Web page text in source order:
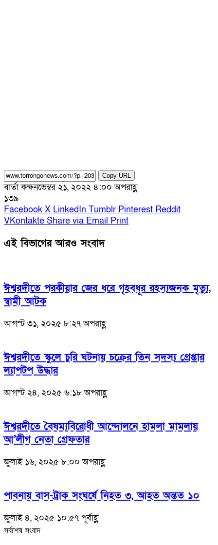
Copy URL
বার্তা কক্ষনভেম্বর ২১, ২০২২ ৪:০০ অপরাহ্ণ
১৩৯
Facebook X LinkedIn Tumblr Pinterest Reddit
VKontakte Share via Email Print
এই বিভাগের আরও সংবাদ
ঈশ্বরদীতে পরকীয়ার জের ধরে গৃহবধূর রহস্যজনক মৃত্যু,
স্বামী আটক
আগস্ট ৩১, ২০২৫ ৮:২৭ অপরাহ্ণ
ঈশ্বরদীতে স্কুলে চুরি ঘটনায় চক্রের তিন সদস্য গ্রেপ্তার
ল্যাপটপ উদ্ধার
আগস্ট ২৪, ২০২৫ ৬:১৮ অপরাহ্ণ
ঈশ্বরদীতে বৈষম্যবিরোধী আন্দোলনে হামলা মামলায়
আ’লীগ নেতা গ্রেফতার
জুলাই ১৬, ২০২৫ ৮:০০ অপরাহ্ণ
পাবনায় বাস-ট্রাক সংঘর্ষে নিহত ৩, আহত অন্তত ১০
জুলাই ৪, ২০২৫ ১০:৫৭ পূর্বাহ্ণ
সর্বশেষ সংবাদ